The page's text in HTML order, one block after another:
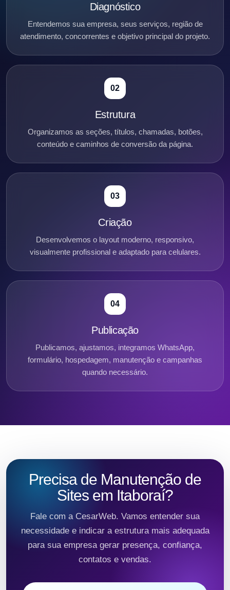
Diagnóstico
Entendemos sua empresa, seus serviços, região de
atendimento, concorrentes e objetivo principal do projeto.
02
Estrutura
Organizamos as seções, títulos, chamadas, botões,
conteúdo e caminhos de conversão da página.
03
Criação
Desenvolvemos o layout moderno, responsivo,
visualmente profissional e adaptado para celulares.
04
Publicação
Publicamos, ajustamos, integramos WhatsApp,
formulário, hospedagem, manutenção e campanhas
quando necessário.
Precisa de Manutenção de
Sites em Itaboraí?
Fale com a CesarWeb. Vamos entender sua
necessidade e indicar a estrutura mais adequada
para sua empresa gerar presença, confiança,
contatos e vendas.